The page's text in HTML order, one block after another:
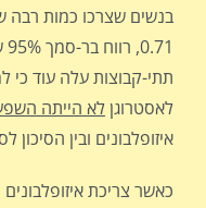
בנשים שצרכו כמות רבה
תתי-קבוצות עלה עוד כי
לאסטרוגן לא הייתה
איזופלבונים ובין הסיכון